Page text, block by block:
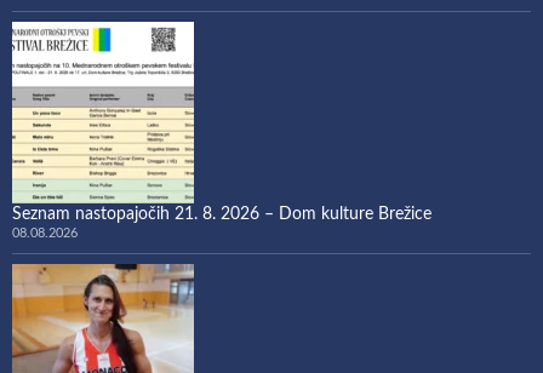
Seznam nastopajočih 21. 8. 2026 – Dom kulture Brežice
08.08.2026